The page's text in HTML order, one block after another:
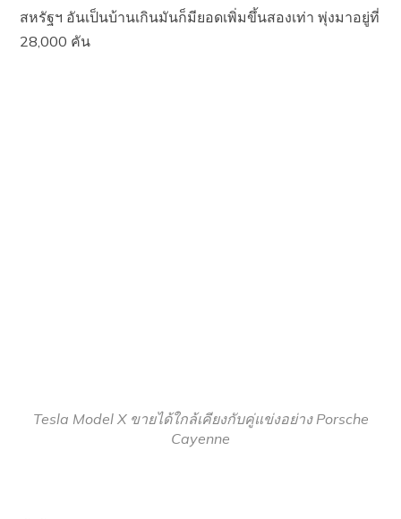
สหรัฐฯ อันเป็นบ้านเกินมันก็มียอดเพิ่มขึ้นสองเท่า พุ่งมาอยู่ที่
28,000 คัน
Tesla Model X ขายได้ใกล้เคียงกับคู่แข่งอย่าง Porsche
Cayenne